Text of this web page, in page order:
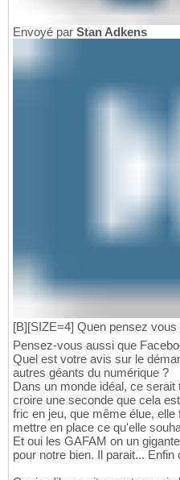
Envoyé par Stan Adkens
[B][SIZE=4] Quen pensez vous
Pensez-vous aussi que
Quel est votre avis sur le
autres géants du numérique ?
Dans un monde idéal, ce
croire une seconde que cela
fric en jeu, que même élue,
mettre en place ce qu'elle
Et oui les GAFAM on un
pour notre bien. Il parait...